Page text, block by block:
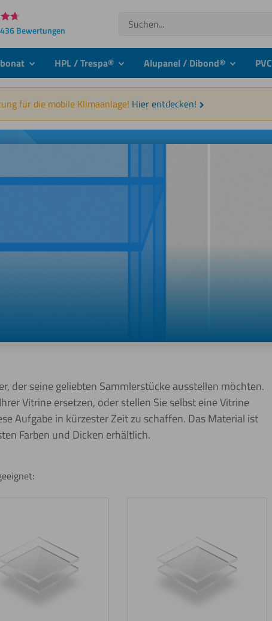
Bewertungen
Suchen
submenuHPL / Trespa® submenuAlupanel / Dibond® submenuPVC
für die mobile Klimaanlage! Hier entdecken!
der seine geliebten Sammlerstücke ausstellen möchten.
Vitrine ersetzen, oder stellen Sie selbst eine Vitrine
Aufgabe in kürzester Zeit zu schaffen. Das Material ist
Farben und Dicken erhältlich.